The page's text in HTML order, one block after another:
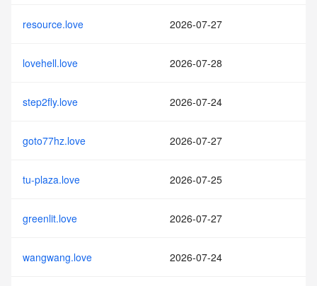
resource.love 2026-07-27
lovehell.love 2026-07-28
step2fly.love 2026-07-24
goto77hz.love 2026-07-27
tu-plaza.love 2026-07-25
greenlit.love 2026-07-27
wangwang.love 2026-07-24